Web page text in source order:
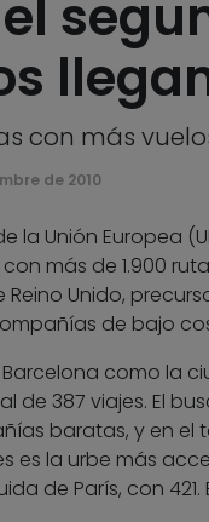
con más
de 2010
la Unión Europea
más de 1.900
Unido,
de bajo
Barcelona como la
de 387 viajes. El
baratas, y en el
es la urbe más
de París, con